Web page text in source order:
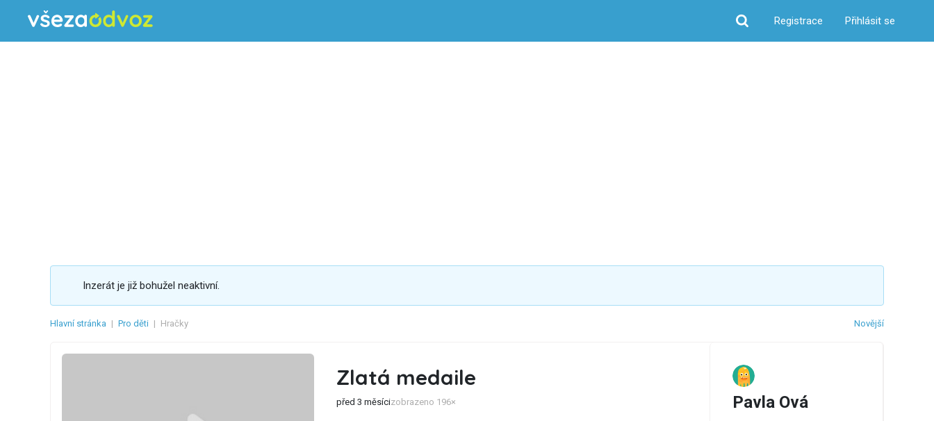
Hledat
Registrace Přihlásit se
Inzerát je již bohužel neaktivní.
Hlavní stránka | Pro děti | Hračky Novější
Zlatá medaile
před 3 měsícizobrazeno 196×
Pavla Ová